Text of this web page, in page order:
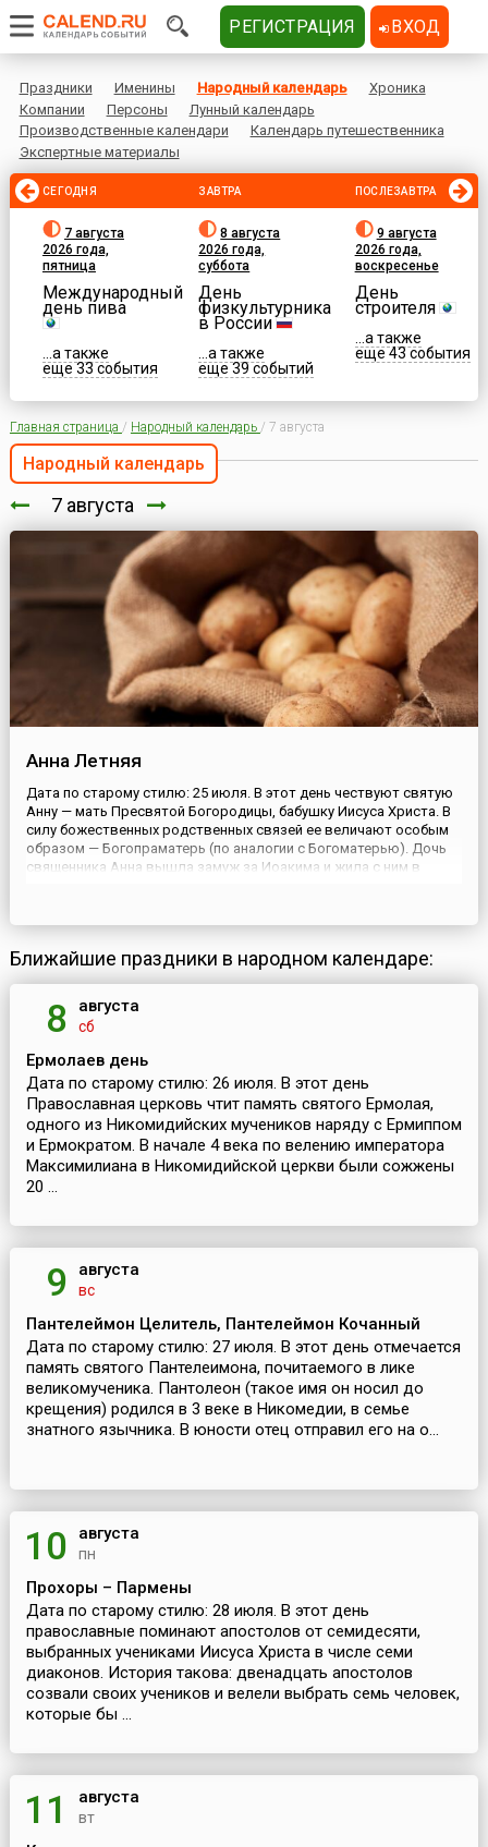
Праздники Именины Народный календарь
Хроника
Компании
Персоны
Лунный календарь
Производственные календари
Календарь путешественника
Экспертные материалы
СЕГОДНЯ
7 августа
2026 года,
пятница
Международный
день пива
...а также
еще 33 события
ЗАВТРА
8 августа
2026 года,
суббота
День
физкультурника
в России
...а также
еще 39 событий
ПОСЛЕЗАВТРА
9 августа
2026 года,
воскресенье
День
строителя
...а также
еще 43 события
Главная страница / Народный календарь / 7 августа
Народный календарь
7 августа
Анна Летняя
Дата по старому стилю: 25 июля. В этот день чествуют святую
Анну — мать Пресвятой Богородицы, бабушку Иисуса Христа. В
силу божественных родственных связей ее величают особым
образом — Богопраматерь (по аналогии с Богоматерью). Дочь
священника Анна вышла замуж за Иоакима и жила с ним в
Ближайшие праздники в народном календаре:
8 августа
сб
Ермолаев день
Дата по старому стилю: 26 июля. В этот день
Православная церковь чтит память святого Ермолая,
одного из Никомидийских мучеников наряду с Ермиппом
и Ермократом. В начале 4 века по велению императора
Максимилиана в Никомидийской церкви были сожжены
20 ...
9 августа
вс
Пантелеймон Целитель, Пантелеймон Кочанный
Дата по старому стилю: 27 июля. В этот день отмечается
память святого Пантелеимона, почитаемого в лике
великомученика. Пантолеон (такое имя он носил до
крещения) родился в 3 веке в Никомедии, в семье
знатного язычника. В юности отец отправил его на о...
10 августа
пн
Прохоры – Пармены
Дата по старому стилю: 28 июля. В этот день
православные поминают апостолов от семидесяти,
выбранных учениками Иисуса Христа в числе семи
диаконов. История такова: двенадцать апостолов
созвали своих учеников и велели выбрать семь человек,
которые бы ...
11 августа
вт
РЕГИСТРАЦИЯ ВХОД